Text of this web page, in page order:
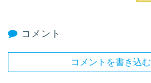
コメント
コメントを書き込む